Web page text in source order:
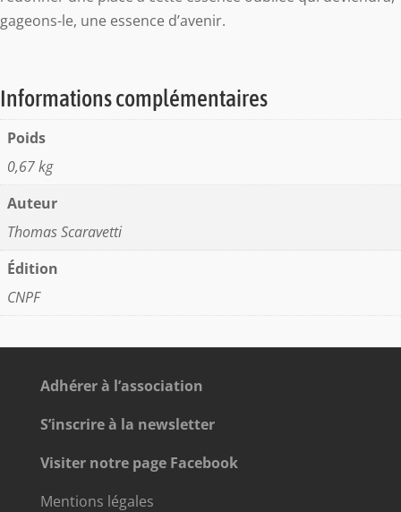
gageons-le, une essence d’avenir.
Informations complémentaires
Poids
0,67 kg
Auteur
Thomas Scaravetti
Édition
CNPF
Adhérer à l’association
S’inscrire à la newsletter
Visiter notre page Facebook
Mentions légales